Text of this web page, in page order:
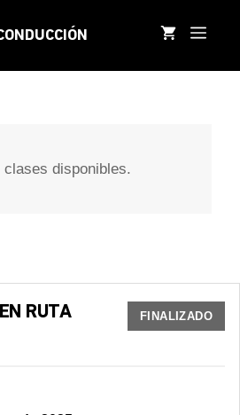
clases disponibles.
RUTA
FINALIZADO